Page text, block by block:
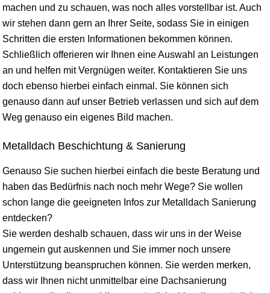
machen und zu schauen, was noch alles vorstellbar ist. Auch
wir stehen dann gern an Ihrer Seite, sodass Sie in einigen
Schritten die ersten Informationen bekommen können.
Schließlich offerieren wir Ihnen eine Auswahl an Leistungen
an und helfen mit Vergnügen weiter. Kontaktieren Sie uns
doch ebenso hierbei einfach einmal. Sie können sich
genauso dann auf unser Betrieb verlassen und sich auf dem
Weg genauso ein eigenes Bild machen.
Metalldach Beschichtung & Sanierung
Genauso Sie suchen hierbei einfach die beste Beratung und
haben das Bedürfnis nach noch mehr Wege? Sie wollen
schon lange die geeigneten Infos zur Metalldach Sanierung
entdecken?
Sie werden deshalb schauen, dass wir uns in der Weise
ungemein gut auskennen und Sie immer noch unsere
Unterstützung beanspruchen können. Sie werden merken,
dass wir Ihnen nicht unmittelbar eine Dachsanierung